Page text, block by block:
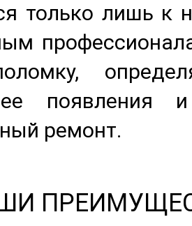
только лишь к
появления
ремонт.